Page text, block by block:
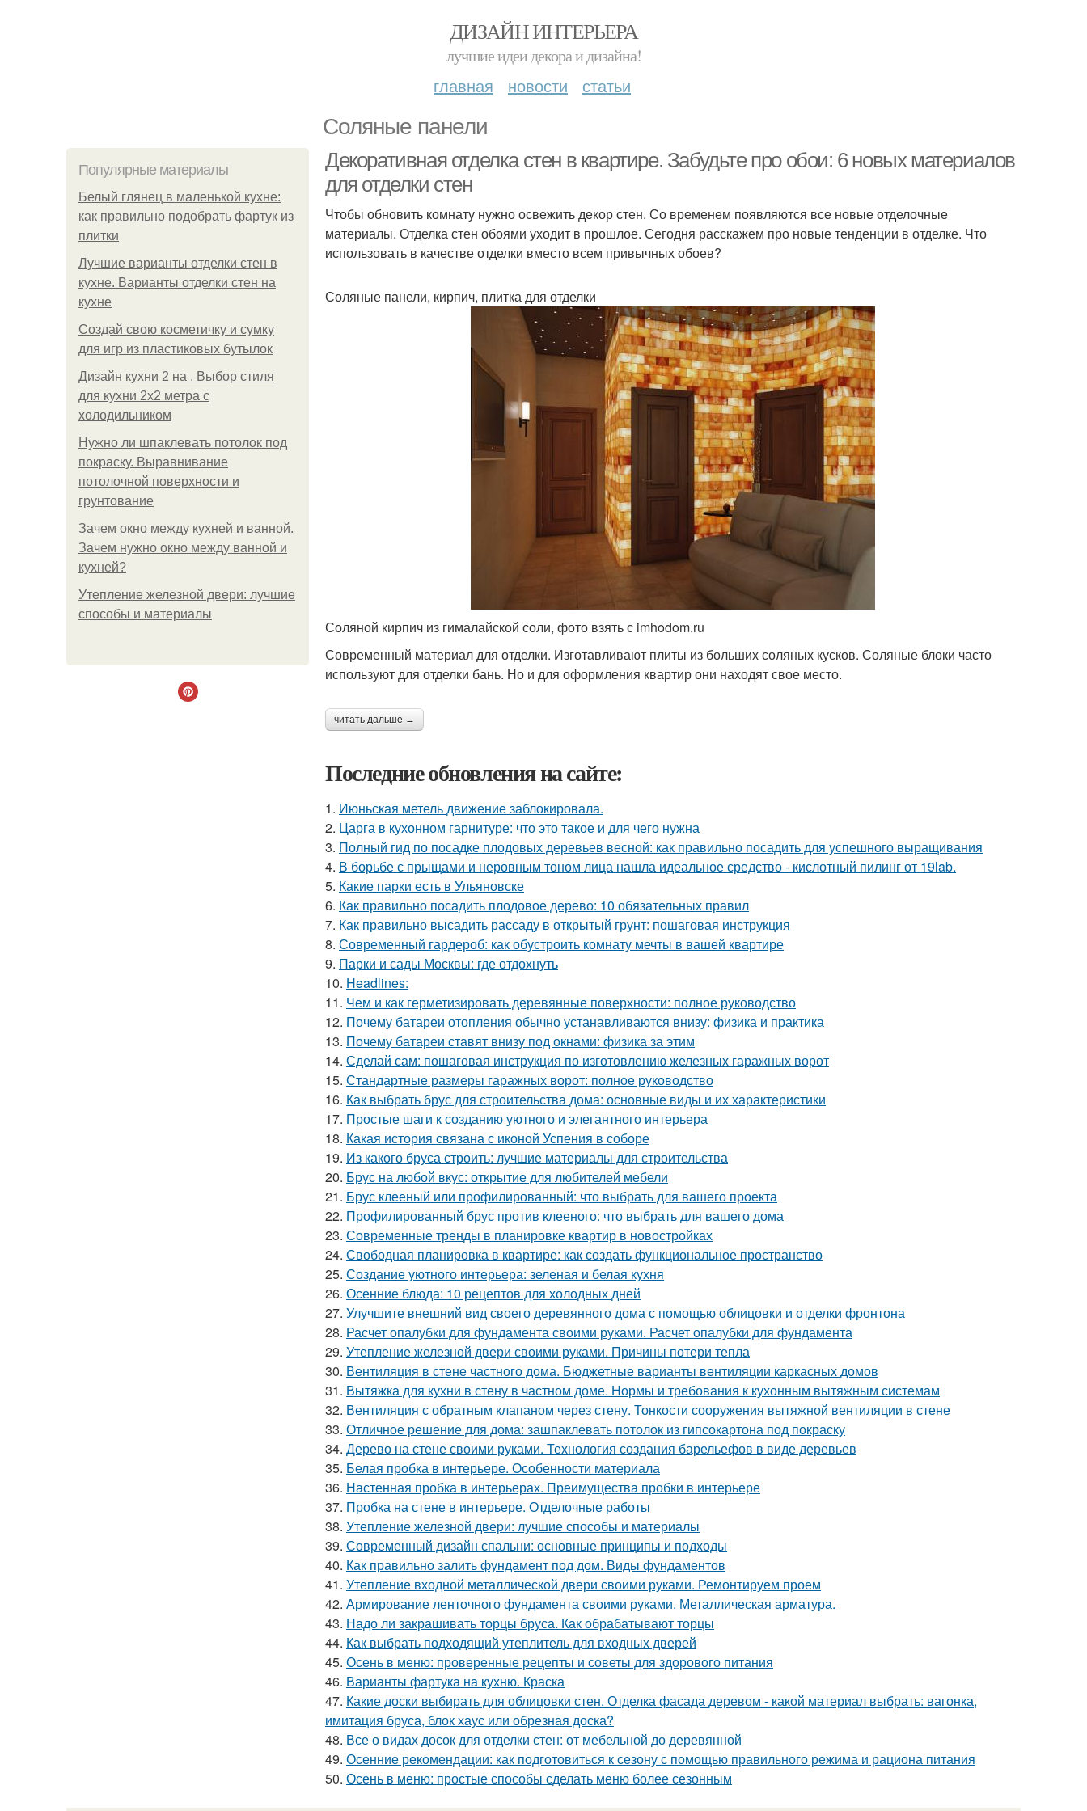
ДИЗАЙН ИНТЕРЬЕРА
лучшие идеи декора и дизайна!
главная новости статьи
Соляные панели
Популярные материалы
Белый глянец в маленькой кухне:
как правильно подобрать фартук из
плитки
Лучшие варианты отделки стен в
кухне. Варианты отделки стен на
кухне
Создай свою косметичку и сумку
для игр из пластиковых бутылок
Дизайн кухни 2 на . Выбор стиля
для кухни 2х2 метра с
холодильником
Нужно ли шпаклевать потолок под
покраску. Выравнивание
потолочной поверхности и
грунтование
Зачем окно между кухней и ванной.
Зачем нужно окно между ванной и
кухней?
Утепление железной двери: лучшие
способы и материалы
Декоративная отделка стен в квартире. Забудьте про обои: 6 новых материалов
для отделки стен
Чтобы обновить комнату нужно освежить декор стен. Со временем появляются все новые отделочные
материалы. Отделка стен обоями уходит в прошлое. Сегодня расскажем про новые тенденции в отделке. Что
использовать в качестве отделки вместо всем привычных обоев?
Соляные панели, кирпич, плитка для отделки
Соляной кирпич из гималайской соли, фото взять с imhodom.ru
Современный материал для отделки. Изготавливают плиты из больших соляных кусков. Соляные блоки часто
используют для отделки бань. Но и для оформления квартир они находят свое место.
читать дальше →
Последние обновления на сайте:
1. Июньская метель движение заблокировала.
2. Царга в кухонном гарнитуре: что это такое и для чего нужна
3. Полный гид по посадке плодовых деревьев весной: как правильно посадить для успешного выращивания
4. В борьбе с прыщами и неровным тоном лица нашла идеальное средство - кислотный пилинг от 19lab.
5. Какие парки есть в Ульяновске
6. Как правильно посадить плодовое дерево: 10 обязательных правил
7. Как правильно высадить рассаду в открытый грунт: пошаговая инструкция
8. Современный гардероб: как обустроить комнату мечты в вашей квартире
9. Парки и сады Москвы: где отдохнуть
10. Headlines:
11. Чем и как герметизировать деревянные поверхности: полное руководство
12. Почему батареи отопления обычно устанавливаются внизу: физика и практика
13. Почему батареи ставят внизу под окнами: физика за этим
14. Сделай сам: пошаговая инструкция по изготовлению железных гаражных ворот
15. Стандартные размеры гаражных ворот: полное руководство
16. Как выбрать брус для строительства дома: основные виды и их характеристики
17. Простые шаги к созданию уютного и элегантного интерьера
18. Какая история связана с иконой Успения в соборе
19. Из какого бруса строить: лучшие материалы для строительства
20. Брус на любой вкус: открытие для любителей мебели
21. Брус клееный или профилированный: что выбрать для вашего проекта
22. Профилированный брус против клееного: что выбрать для вашего дома
23. Современные тренды в планировке квартир в новостройках
24. Свободная планировка в квартире: как создать функциональное пространство
25. Создание уютного интерьера: зеленая и белая кухня
26. Осенние блюда: 10 рецептов для холодных дней
27. Улучшите внешний вид своего деревянного дома с помощью облицовки и отделки фронтона
28. Расчет опалубки для фундамента своими руками. Расчет опалубки для фундамента
29. Утепление железной двери своими руками. Причины потери тепла
30. Вентиляция в стене частного дома. Бюджетные варианты вентиляции каркасных домов
31. Вытяжка для кухни в стену в частном доме. Нормы и требования к кухонным вытяжным системам
32. Вентиляция с обратным клапаном через стену. Тонкости сооружения вытяжной вентиляции в стене
33. Отличное решение для дома: зашпаклевать потолок из гипсокартона под покраску
34. Дерево на стене своими руками. Технология создания барельефов в виде деревьев
35. Белая пробка в интерьере. Особенности материала
36. Настенная пробка в интерьерах. Преимущества пробки в интерьере
37. Пробка на стене в интерьере. Отделочные работы
38. Утепление железной двери: лучшие способы и материалы
39. Современный дизайн спальни: основные принципы и подходы
40. Как правильно залить фундамент под дом. Виды фундаментов
41. Утепление входной металлической двери своими руками. Ремонтируем проем
42. Армирование ленточного фундамента своими руками. Металлическая арматура.
43. Надо ли закрашивать торцы бруса. Как обрабатывают торцы
44. Как выбрать подходящий утеплитель для входных дверей
45. Осень в меню: проверенные рецепты и советы для здорового питания
46. Варианты фартука на кухню. Краска
47. Какие доски выбирать для облицовки стен. Отделка фасада деревом - какой материал выбрать: вагонка,
имитация бруса, блок хаус или обрезная доска?
48. Все о видах досок для отделки стен: от мебельной до деревянной
49. Осенние рекомендации: как подготовиться к сезону с помощью правильного режима и рациона питания
50. Осень в меню: простые способы сделать меню более сезонным